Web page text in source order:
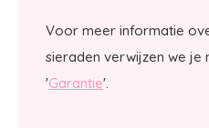
Voor meer informatie
sieraden verwijzen we je
'Garantie'.